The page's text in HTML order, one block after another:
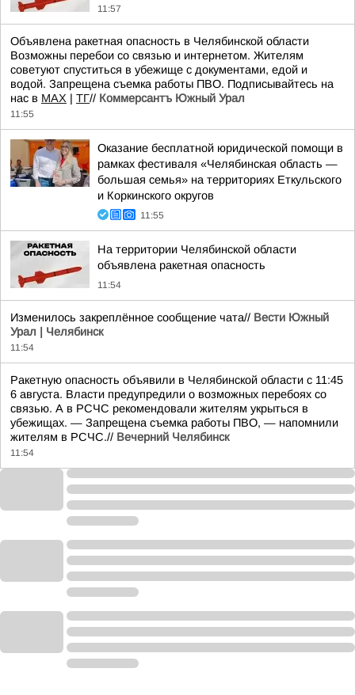
11:57
Объявлена ракетная опасность в Челябинской области
Возможны перебои со связью и интернетом. Жителям
советуют спуститься в убежище с документами, едой и
водой. Запрещена съемка работы ПВО. Подписывайтесь на
нас в MAХ | ТГ// Коммерсантъ Южный Урал
11:55
Оказание бесплатной юридической помощи в
рамках фестиваля «Челябинская область —
большая семья» на территориях Еткульского
и Коркинского округов
11:55
На территории Челябинской области
объявлена ракетная опасность
11:54
Изменилось закреплённое сообщение чата// Вести Южный
Урал | Челябинск
11:54
Ракетную опасность объявили в Челябинской области с 11:45
6 августа. Власти предупредили о возможных перебоях со
связью. А в РСЧС рекомендовали жителям укрыться в
убежищах. — Запрещена съемка работы ПВО, — напомнили
жителям в РСЧС.// Вечерний Челябинск
11:54